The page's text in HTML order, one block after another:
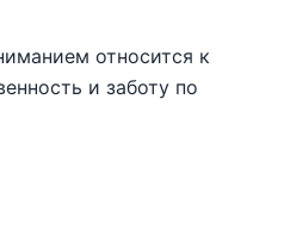
относится к
и заботу по